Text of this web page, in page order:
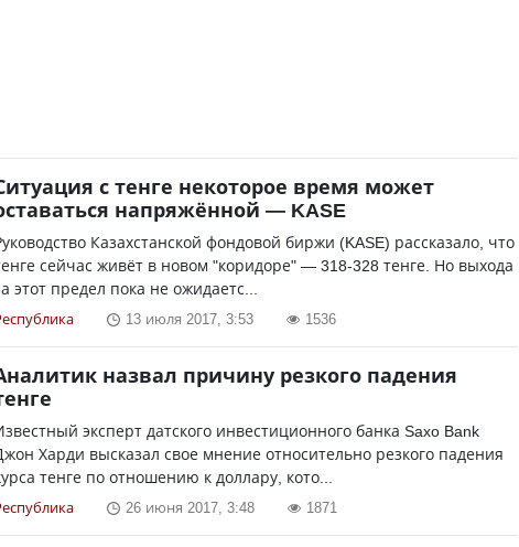
с тенге некоторое время может
напряжённой — KASE
Казахстанской фондовой биржи (KASE) рассказало, что
сейчас живёт в новом "коридоре" — 318-328 тенге. Но выхода
этот предел пока не ожидаетс...
13 июля 2017, 3:53 1536
назвал причину резкого падения
эксперт датского инвестиционного банка Saxo Bank
Харди высказал свое мнение относительно резкого падения
тенге по отношению к доллару, кото...
26 июня 2017, 3:48 1871